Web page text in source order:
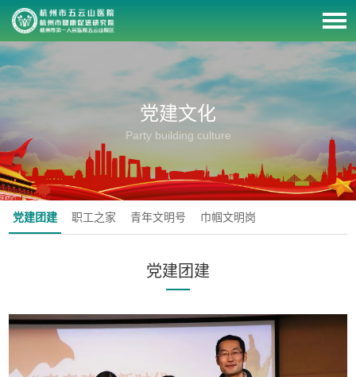
党建文化
Party building culture
党建团建 职工之家 青年文明号 巾帼文明岗
党建团建